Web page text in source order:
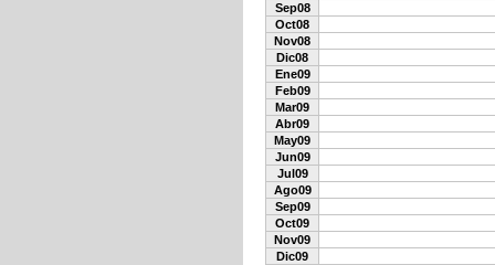
Sep08
Oct08
Nov08
Dic08
Ene09
Feb09
Mar09
Abr09
May09
Jun09
Jul09
Ago09
Sep09
Oct09
Nov09
Dic09